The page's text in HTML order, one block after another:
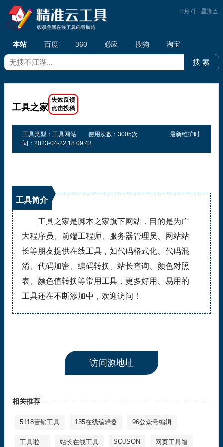
本站 百度 360 必应 搜狗 淘宝
8月7日 星期五
工具之家
工具类型：工具网站 使用次数：3005次
最新维护时
间：2023-04-22 18:09:43
工具简介
工具之家是脚本之家旗下网站，目的是为广
大程序员、前端工程师、服务器管理员、网站站
长等朋友提供在线工具，如代码格式化、代码混
淆、代码加密、编码转换、站长查询、颜色对照
表、颜色值转换等常用工具，更多好用、易用的
工具还在不断添加中，欢迎访问！
访问源地址
相关推荐
5118营销工具 135在线编辑器 96公众号编辑
工具啦 站长在线工具 SOJSON 网页工具箱